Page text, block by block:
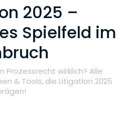
2025 –
Spielfeld im
Prozessrecht wirklich? Alle
& Tools, die Litigation 2025